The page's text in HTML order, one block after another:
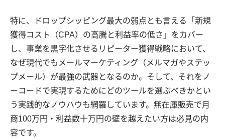
特に、ドロップシッピング最大の弱点とも言える「新規
獲得コスト（CPA）の高騰と利益率の低さ」をカバー
し、事業を黒字化させるリピーター獲得戦略において、
なぜ現代でもメールマーケティング（メルマガやステッ
プメール）が最強の武器となるのか。そして、それをノ
ーコードで実現するためにどのツールを選ぶべきかとい
う実践的なノウハウも網羅しています。無在庫販売で月
商100万円・利益数十万円の壁を越えたい方は必見の内
容です。